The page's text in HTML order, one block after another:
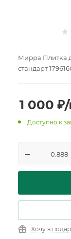
Мирра Плитка
стандарт
1 000 ₽
Доступно к
Хочу в